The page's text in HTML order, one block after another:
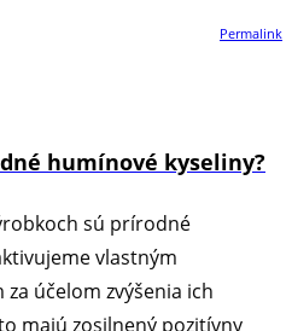
Permalink
humínové kyseliny?
sú prírodné
vlastným
účelom zvýšenia ich
majú zosilnený pozitívny